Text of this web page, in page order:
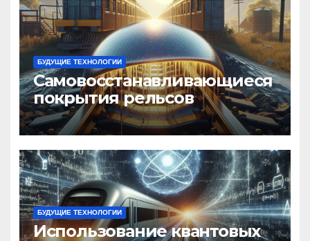
БУДУЩИЕ ТЕХНОЛОГИИ
Самовосстанавливающиеся
покрытия рельсов
БУДУЩИЕ ТЕХНОЛОГИИ
Использование квантовых